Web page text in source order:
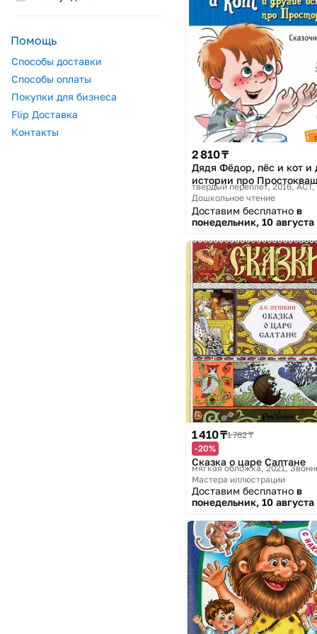
Помощь
Способы доставки
Способы оплаты
Покупки для бизнеса
Flip Доставка
Контакты
2 810 ₸
Дядя Фёдор, пёс и кот и
истории про
твердый переплет, 2016 АСТ,
Дошкольное чтение
Доставим бесплатно в
понедельник, 10 августа
1 410 ₸1 762 ₸
-20%
Сказка о царе Салтане
мягкая обложка, 2021
Мастера иллюстрации
Доставим бесплатно в
понедельник, 10 августа